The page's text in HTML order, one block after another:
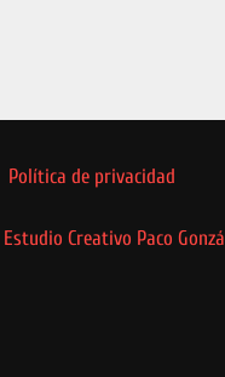
Política de privacidad
Estudio Creativo Paco